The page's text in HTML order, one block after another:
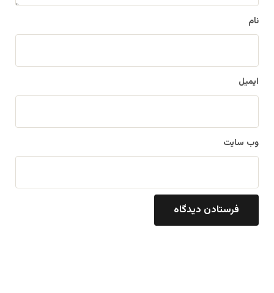
نام
ایمیل
وب‌ سایت